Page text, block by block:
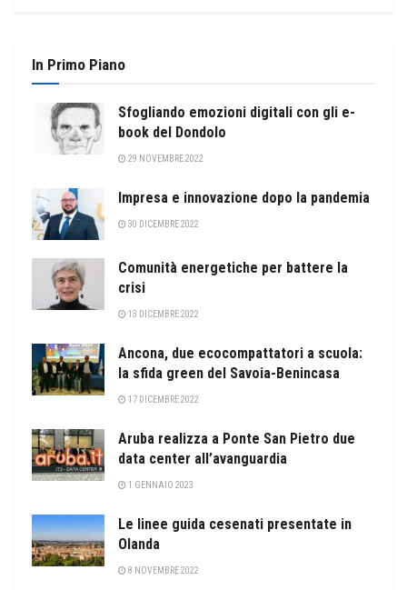
In Primo Piano
Sfogliando emozioni digitali con gli e-
book del Dondolo
29 NOVEMBRE 2022
Impresa e innovazione dopo la pandemia
30 DICEMBRE 2022
Comunità energetiche per battere la
crisi
13 DICEMBRE 2022
Ancona, due ecocompattatori a scuola:
la sfida green del Savoia-Benincasa
17 DICEMBRE 2022
Aruba realizza a Ponte San Pietro due
data center all’avanguardia
1 GENNAIO 2023
Le linee guida cesenati presentate in
Olanda
8 NOVEMBRE 2022